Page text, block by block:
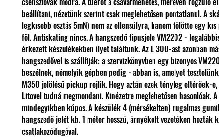
beállítani, nézetünk szerint csak meglehetősen pontatlanul. A
legkisebb osztás 5mN) nem az ellensúlyra, hanem fölötte egy
föl. Antiskating nincs. A hangszedő típusjele VM2202 -
érkezett készülékekben ilyet találtunk. Az L 300-ast azonban
hangszedővel is szállítják: a szervizkönyvben egy bizonyos
beszélnek, némelyik gépben pedig - abban is, amelyet
M350 jelölésű pickup rejlik. Hogy aztán ezek tényleg eltérőek-e,
Litovel tudná megmondani. Kinézetre meglehetősen hasonlóak.
mindegyikben kúpos. A készülék 4 (mérsékelten) rugalmas
hangszedő jelét kb. 1 méter hosszú, árnyékolt vezetéken hozták
csatlakozódugóval.